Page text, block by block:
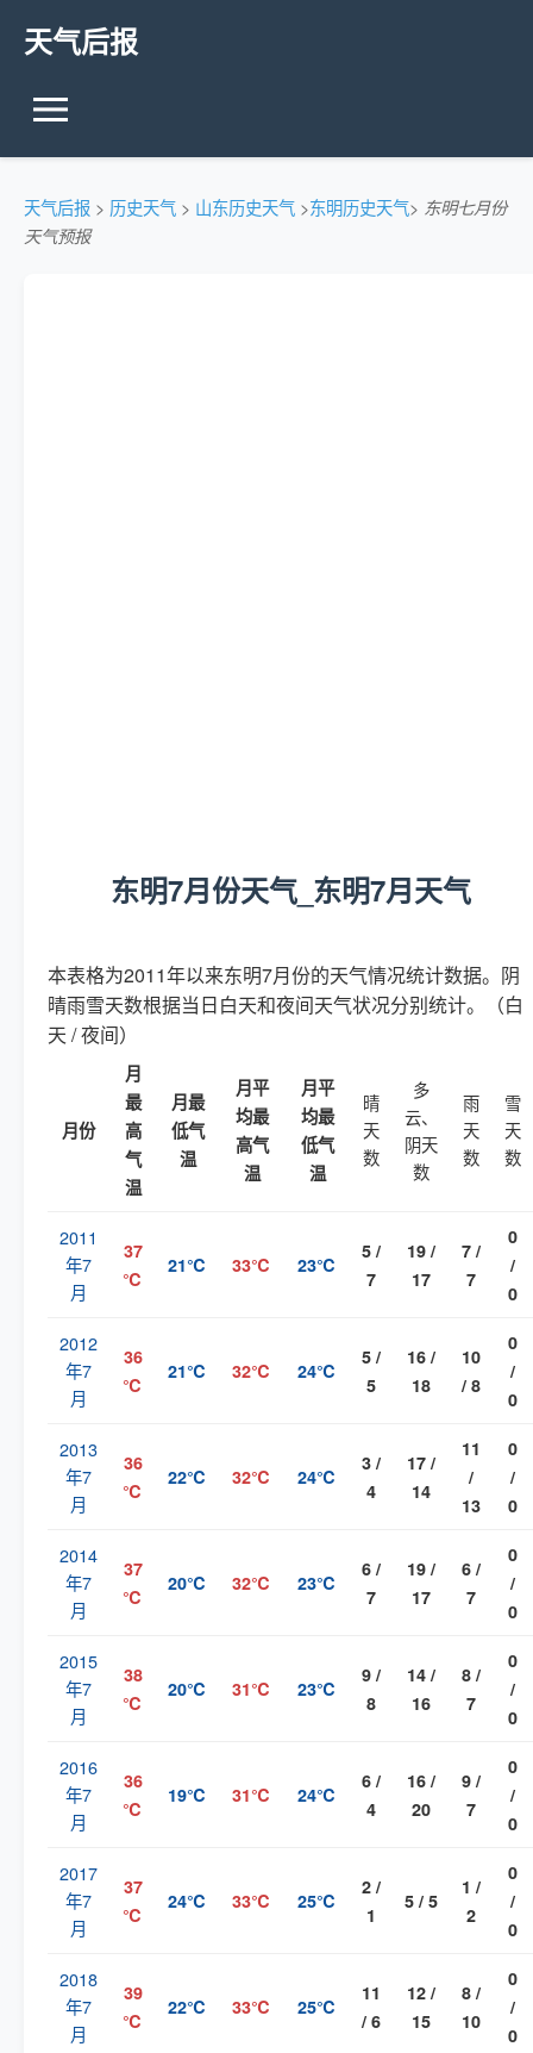
天气后报
天气后报 > 历史天气 > 山东历史天气 >东明历史天气> 东明七月份
天气预报
东明7月份天气_东明7月天气
本表格为2011年以来东明7月份的天气情况统计数据。阴
晴雨雪天数根据当日白天和夜间天气状况分别统计。（白
天 / 夜间）
月份
月
最
高
气
温
月最
低气
温
月平
均最
高气
温
月平
均最
低气
温
晴
天
数
多
云、
阴天
数
雨
天
数
雪
天
数
2011
年7
月
37
℃
21℃ 33℃ 23℃
5 /
7
19 /
17
7 /
7
0
/
0
2012
年7
月
36
℃
21℃ 32℃ 24℃
5 /
5
16 /
18
10
/ 8
0
/
0
2013
年7
月
36
℃
22℃ 32℃ 24℃
3 /
4
17 /
14
11
/
13
0
/
0
2014
年7
月
37
℃
20℃ 32℃ 23℃
6 /
7
19 /
17
6 /
7
0
/
0
2015
年7
月
38
℃
20℃ 31℃ 23℃
9 /
8
14 /
16
8 /
7
0
/
0
2016
年7
月
36
℃
19℃ 31℃ 24℃
6 /
4
16 /
20
9 /
7
0
/
0
2017
年7
月
37
℃
24℃ 33℃ 25℃
2 /
1
5 / 5
1 /
2
0
/
0
2018
年7
月
39
℃
22℃ 33℃ 25℃
11
/ 6
12 /
15
8 /
10
0
/
0